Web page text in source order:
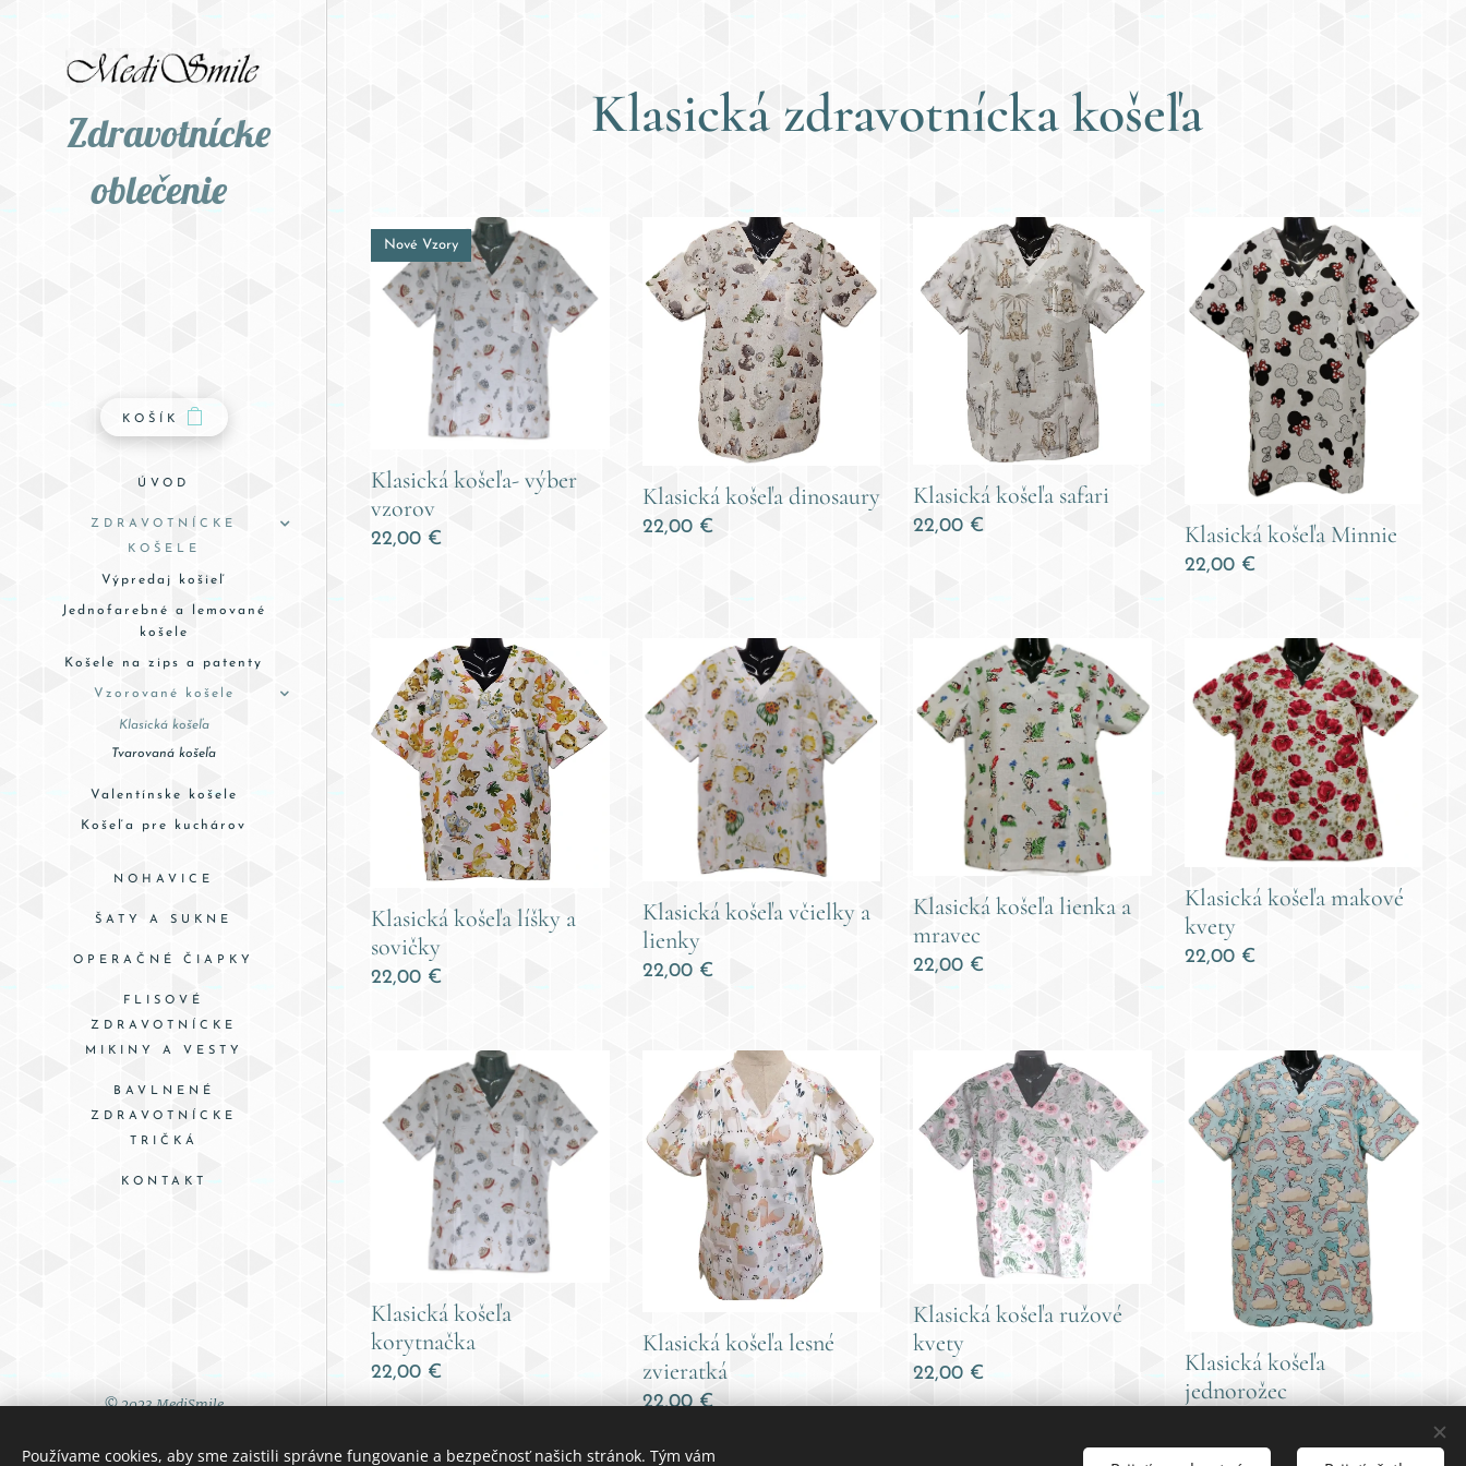
Zdravotnícke
oblečenie
KOŠÍK
ÚVOD
ZDRAVOTNÍCKE
KOŠELE
Výpredaj košieľ
Jednofarebné a lemované
košele
Košele na zips a patenty
Vzorované košele
Klasická košeľa
Tvarovaná košeľa
Valentínske košele
Košeľa pre kuchárov
NOHAVICE
ŠATY A SUKNE
OPERAČNÉ ČIAPKY
FLISOVÉ
ZDRAVOTNÍCKE
MIKINY A VESTY
BAVLNENÉ
ZDRAVOTNÍCKE
TRIČKÁ
KONTAKT
Klasická zdravotnícka košeľa
Klasická košeľa- výber
vzorov
Nové Vzory
22,00 €
Klasická košeľa dinosaury
22,00€
Klasická košeľa safari
22,00 € Klasická košeľa Minnie
22,00€
Klasická košeľa líšky a
sovičky
22,00 €
Klasická košeľa včielky a
lienky
22,00€
Klasická košeľa lienka a
mravec
22,00 €
Klasická košeľa makové
kvety
22,00€
Klasická košeľa
korytnačka
22,00 €
Klasická košeľa lesné
zvieratká
22,00€
Klasická košeľa ružové
kvety
22,00 €
Klasická košeľa
jednorožec
© 2023 MediSmile
Obchodné podmienky
Používame cookies, aby sme zaistili správne fungovanie a bezpečnosť našich stránok. Tým vám